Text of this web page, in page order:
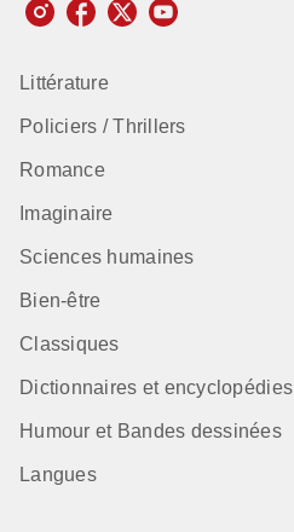
Littérature
Policiers / Thrillers
Romance
Imaginaire
Sciences humaines
Bien-être
Classiques
Dictionnaires et encyclopédies
Humour et Bandes dessinées
Langues